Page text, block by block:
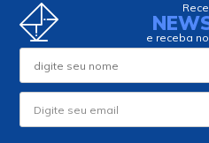
e receba